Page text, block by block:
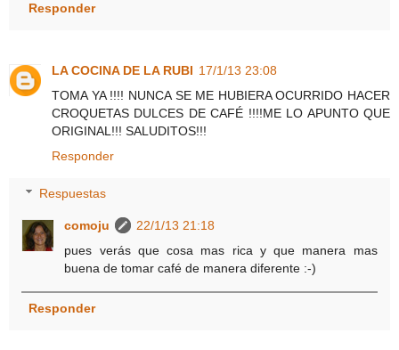
Responder
LA COCINA DE LA RUBI 17/1/13 23:08
TOMA YA !!!! NUNCA SE ME HUBIERA OCURRIDO HACER
CROQUETAS DULCES DE CAFÉ !!!!ME LO APUNTO QUE
ORIGINAL!!! SALUDITOS!!!
Responder
Respuestas
comoju
22/1/13 21:18
pues verás que cosa mas rica y que manera mas
buena de tomar café de manera diferente :-)
Responder